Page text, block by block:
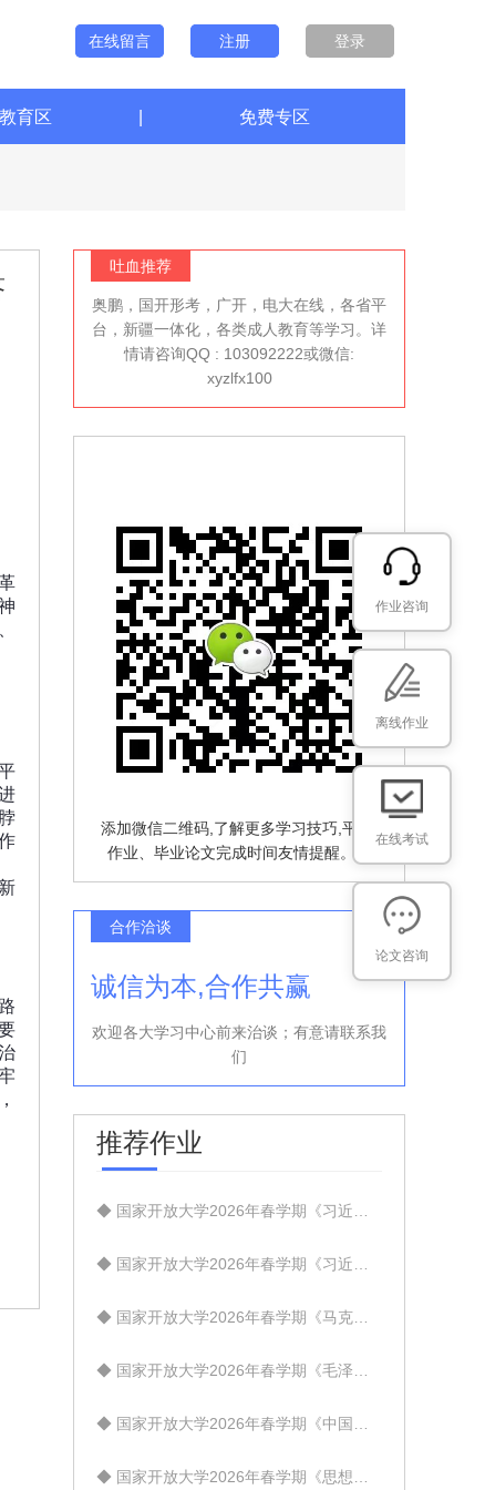
在线留言 注册 登录
育区 免费专区
吐血推荐
奥鹏，国开形考，广开，电大在线，各省平
台，新疆一体化，各类成人教育等学习。详
情请咨询QQ : 103092222或微信:
xyzlfx100
添加微信二维码,了解更多学习技巧,平 台
作业、毕业论文完成时间友情提醒。。
合作洽谈
诚信为本,合作共赢
欢迎各大学习中心前来治谈；有意请联系我
们
推荐作业
作业咨询
离线作业
在线考试
论文咨询